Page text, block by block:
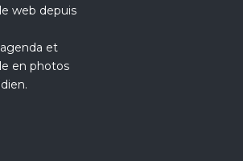
web depuis
et
en photos